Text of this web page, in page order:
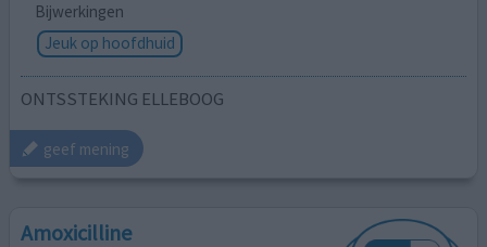
Bijwerkingen
Jeuk op hoofdhuid
ONTSSTEKING ELLEBOOG
geef mening
Amoxicilline